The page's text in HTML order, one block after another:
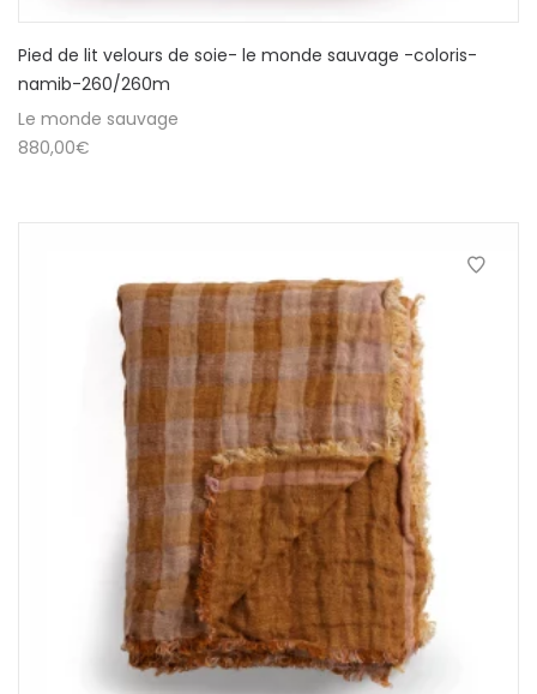
Pied de lit velours de soie- le monde sauvage -coloris-
namib-260/260m
Le monde sauvage
880,00€